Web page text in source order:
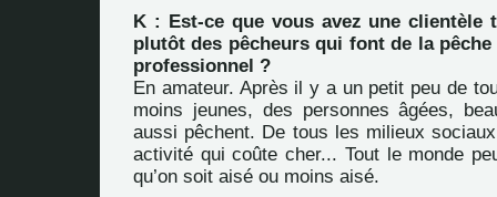
K : Est-ce que vous avez une clientèle
plutôt des pêcheurs qui font de la pêche
professionnel ?
En amateur. Après il y a un petit peu de
moins jeunes, des personnes âgées,
aussi pêchent. De tous les milieux
activité qui coûte cher... Tout le monde
qu’on soit aisé ou moins aisé.